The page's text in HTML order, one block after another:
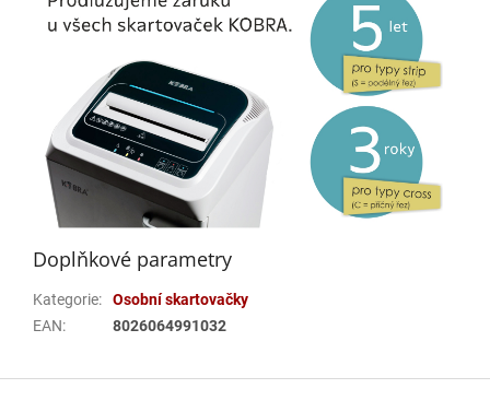
Doplňkové parametry
Kategorie:
Osobní skartovačky
EAN: 8026064991032
Z